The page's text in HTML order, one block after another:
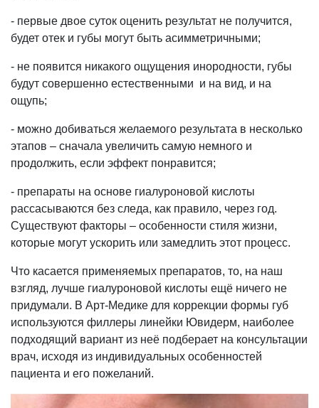
- первые двое суток оценить результат не получится,
будет отек и губы могут быть асимметричными;
- не появится никакого ощущения инородности, губы
будут совершенно естественными и на вид, и на
ощупь;
- можно добиваться желаемого результата в несколько
этапов – сначала увеличить самую немного и
продолжить, если эффект понравится;
- препараты на основе гиалуроновой кислоты
рассасываются без следа, как правило, через год.
Существуют факторы – особенности стиля жизни,
которые могут ускорить или замедлить этот процесс.
Что касается применяемых препаратов, то, на наш
взгляд, лучше гиалуроновой кислоты ещё ничего не
придумали. В Арт-Медике для коррекции формы губ
используются филлеры линейки Ювидерм, наиболее
подходящий вариант из неё подберает на консультации
врач, исходя из индивидуальных особенностей
пациента и его пожеланий.